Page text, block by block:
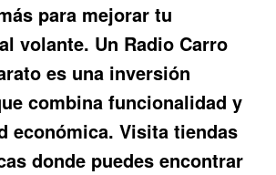
para mejorar tu
volante. Un Radio Carro
es una inversión
combina funcionalidad y
económica. Visita tiendas
donde puedes encontrar